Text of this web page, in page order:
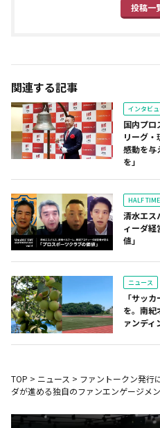
投稿一
関連する記事
インタビ
国内プロ
リーグ・
感動を与
を」
HALF
清水エス
ィーダ経
値」
ニュース
「サッ
を。南紀
ァンディ
TOP > ニュース > ファントークン発行
ダが進める独自のファンエンゲージメ